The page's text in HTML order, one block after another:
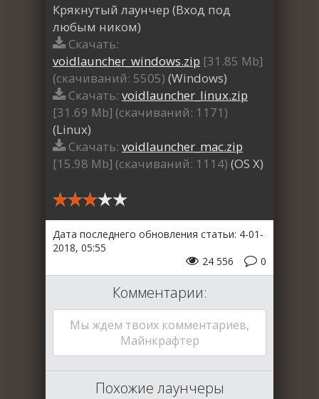
Крякнутый лаунчер (Вход под
любым ником)
Скачать:
voidlauncher_windows.zip [31.85 Mb]
(cкачиваний: 5505) (Windows)
Скачать: voidlauncher_linux.zip
[31.69 Mb] (cкачиваний: 1171)
(Linux)
Скачать: voidlauncher_mac.zip
[15.98 Mb] (cкачиваний: 1114) (OS X)
Дата последнего обновления статьи: 4-01-
2018, 05:55
0
24 556
Комментарии:
Мы ждем твоих комментариев,
Майнкрафтер
Похожие лаунчеры